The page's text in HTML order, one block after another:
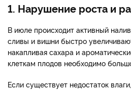
1. Нарушение роста и
В июле происходит активный
сливы и вишни быстро
накапливая сахара и
клеткам плодов необходимо
Если существует недостаток